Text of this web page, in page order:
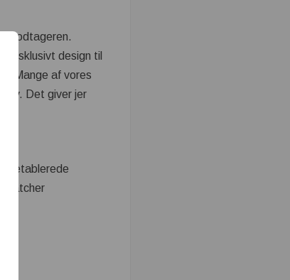
modtageren.
design til
Mange af vores
Det giver jer
til etablerede
matcher